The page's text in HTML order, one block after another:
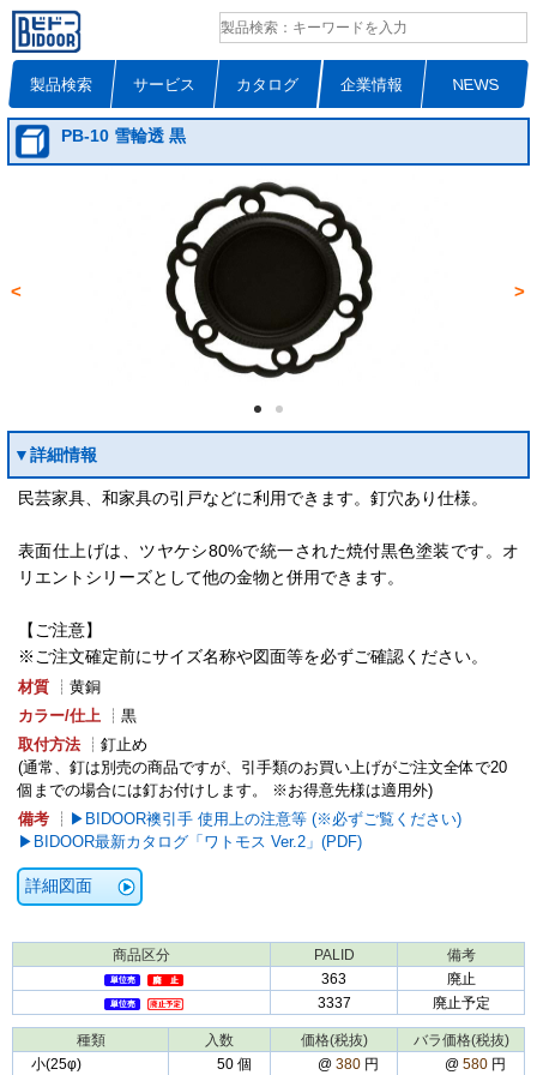
製品検索 サービス カタログ 企業情報 NEWS
PB-10 雪輪透 黒
< >
▼詳細情報
民芸家具、和家具の引戸などに利用できます。釘穴あり仕様。
表面仕上げは、ツヤケシ80%で統一された焼付黒色塗装です。オ
リエントシリーズとして他の金物と併用できます。
【ご注意】
※ご注文確定前にサイズ名称や図面等を必ずご確認ください。
材質
┊黄銅
カラー/仕上
┊黒
取付方法
┊釘止め
(通常、釘は別売の商品ですが、引手類のお買い上げがご注文全体で20
個までの場合には釘お付けします。 ※お得意先様は適用外)
備考
┊
BIDOOR襖引手 使用上の注意等 (※必ずご覧ください)
BIDOOR最新カタログ「ワトモス Ver.2」(PDF)
詳細図面
商品区分 PALID
備考
363
廃止
3337
廃止予定
種類 入数 価格(税抜)
バラ価格(税抜)
小(25φ)
50 個 @ 380 円 @ 580 円